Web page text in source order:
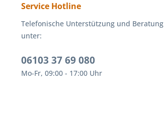
Service Hotline
Telefonische Unterstützung und Beratung
unter:
06103 37 69 080
Mo-Fr, 09:00 - 17:00 Uhr